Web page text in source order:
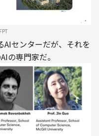
センターだが、それを